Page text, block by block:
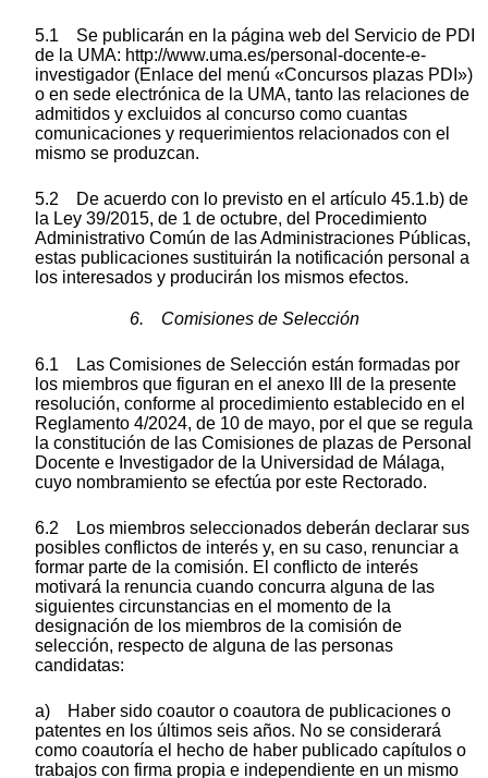
5.1 Se publicarán en la página web del Servicio de PDI
de la UMA: http://www.uma.es/personal-docente-e-
investigador (Enlace del menú «Concursos plazas PDI»)
o en sede electrónica de la UMA, tanto las relaciones de
admitidos y excluidos al concurso como cuantas
comunicaciones y requerimientos relacionados con el
mismo se produzcan.
5.2 De acuerdo con lo previsto en el artículo 45.1.b) de
la Ley 39/2015, de 1 de octubre, del Procedimiento
Administrativo Común de las Administraciones Públicas,
estas publicaciones sustituirán la notificación personal a
los interesados y producirán los mismos efectos.
6. Comisiones de Selección
6.1 Las Comisiones de Selección están formadas por
los miembros que figuran en el anexo III de la presente
resolución, conforme al procedimiento establecido en el
Reglamento 4/2024, de 10 de mayo, por el que se regula
la constitución de las Comisiones de plazas de Personal
Docente e Investigador de la Universidad de Málaga,
cuyo nombramiento se efectúa por este Rectorado.
6.2 Los miembros seleccionados deberán declarar sus
posibles conflictos de interés y, en su caso, renunciar a
formar parte de la comisión. El conflicto de interés
motivará la renuncia cuando concurra alguna de las
siguientes circunstancias en el momento de la
designación de los miembros de la comisión de
selección, respecto de alguna de las personas
candidatas:
a) Haber sido coautor o coautora de publicaciones o
patentes en los últimos seis años. No se considerará
como coautoría el hecho de haber publicado capítulos o
trabajos con firma propia e independiente en un mismo